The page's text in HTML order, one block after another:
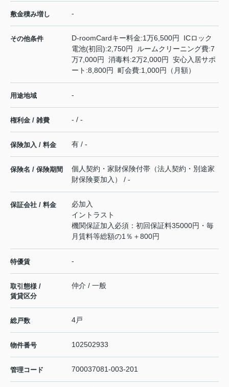
敷金積み増し -
その他条件
D-roomCardキー料金:1万6,500円 ICロック
電池(初回):2,750円 ルームクリーニング費:7
万7,000円 消毒料:2万2,000円 安心入居サポ
ート:8,800円 町会費:1,000円（月額）
用途地域 -
権利金 / 雑費 - / -
保険加入 / 料金 有 / -
保険名 / 保険期間
個人契約・家財保険付帯（法人契約・別途家
財保険要加入） / -
保証会社 / 料金
必加入
イントラスト
機関保証加入必須：初回保証料35000円・毎
月賃料等総額の1％＋800円
特優賃 -
取引態様 /
賃貸区分
仲介 / 一般
総戸数 4戸
物件番号 102502933
管理コード 700037081-003-201